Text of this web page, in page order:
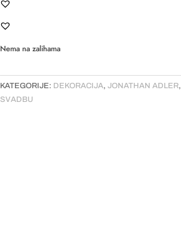
Nema na zalihama
KATEGORIJE: DEKORACIJA, JONATHAN ADLER,
SVADBU